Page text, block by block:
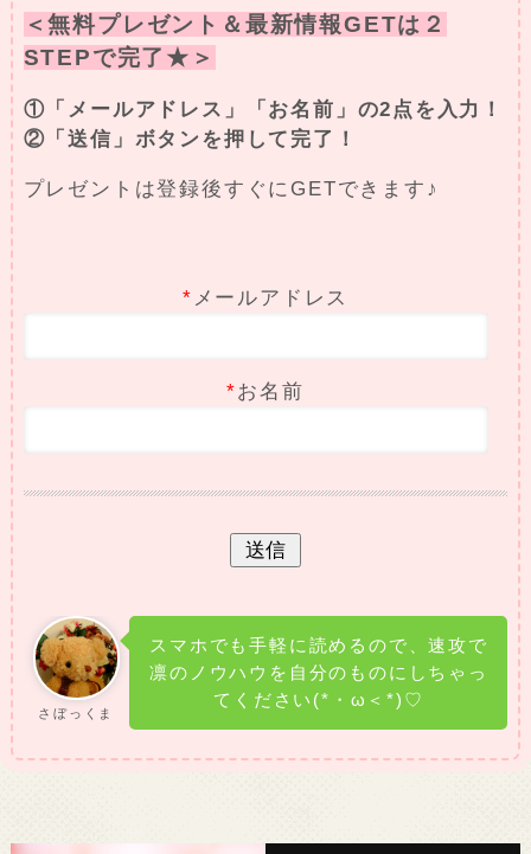
＜無料プレゼント＆最新情報GETは２
STEPで完了★＞
①「メールアドレス」「お名前」の2点を入力！
②「送信」ボタンを押して完了！
プレゼントは登録後すぐにGETできます♪
* メールアドレス
*お名前
さぼっくま
スマホでも手軽に読めるので、速攻で
凛のノウハウを自分のものにしちゃっ
てください(*・ω＜*)♡